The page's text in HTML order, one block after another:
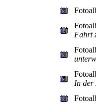
Fahrt
In der